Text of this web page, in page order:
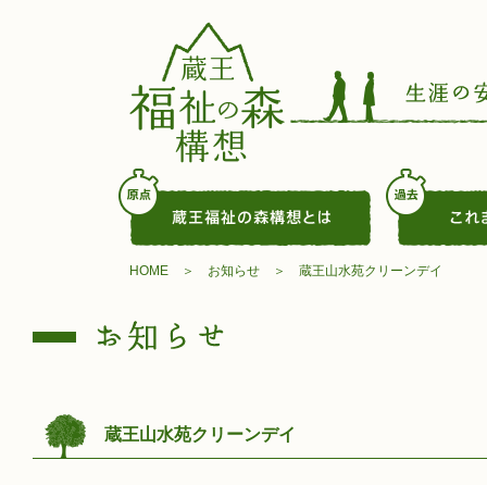
HOME お知らせ 蔵王山水苑クリーンデイ
蔵王山水苑クリーンデイ